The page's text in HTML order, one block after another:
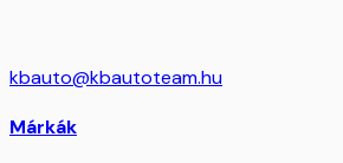
kbauto@kbautoteam.hu
Márkák